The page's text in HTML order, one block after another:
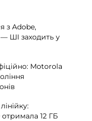
з Adobe,
ШІ заходить у
Motorola
отримала 12 ГБ